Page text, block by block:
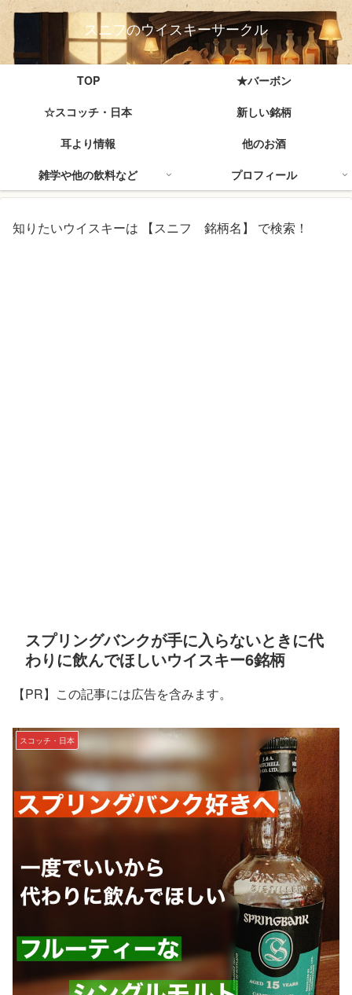
スニフのウイスキーサークル
TOP
★バーボン
☆スコッチ・日本
新しい銘柄
耳より情報
他のお酒
雑学や他の飲料など
プロフィール
知りたいウイスキーは 【スニフ 銘柄名】 で検索！
スプリングバンクが手に入らないときに代
わりに飲んでほしいウイスキー6銘柄
【PR】この記事には広告を含みます。
スコッチ・日本